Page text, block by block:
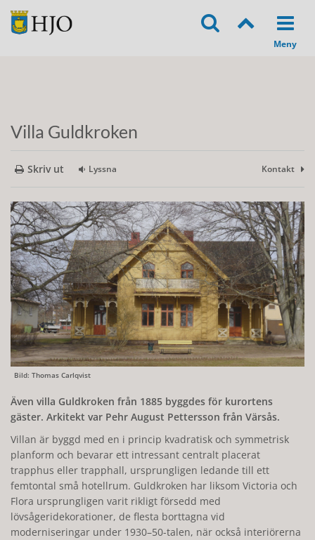
Villa Guldkroken
Skriv ut Lyssna Kontakt
Bild: Thomas Carlqvist
Även villa Guldkroken från 1885 byggdes för kurortens
gäster. Arkitekt var Pehr August Pettersson från Värsås.
Villan är byggd med en i princip kvadratisk och symmetrisk
planform och bevarar ett intressant centralt placerat
trapphus eller trapphall, ursprungligen ledande till ett
femtontal små hotellrum. Guldkroken har liksom Victoria och
Flora ursprungligen varit rikligt försedd med
lövsågeridekorationer, de flesta borttagna vid
moderniseringar under 1930–50-talen, när också interiörerna